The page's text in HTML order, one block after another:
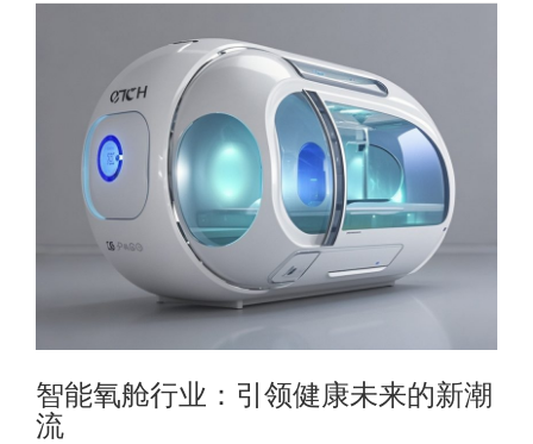
智能氧舱行业：引领健康未来的新潮
流